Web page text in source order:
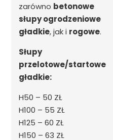
zarówno betonowe
słupy ogrodzeniowe
gładkie, jak i rogowe.
Słupy
przelotowe/startowe
gładkie:
H50 – 50 ZŁ
H100 – 55 ZŁ
H125 – 60 ZŁ
H150 – 63 ZŁ